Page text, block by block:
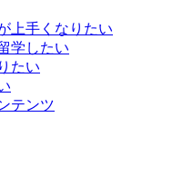
上手くなりたい
学したい
たい
テンツ